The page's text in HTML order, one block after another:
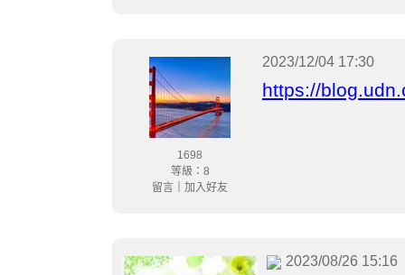
1698
等級：8
留言
加入好友
2023/12/04 17:30
https://
2023/08/26 15:16